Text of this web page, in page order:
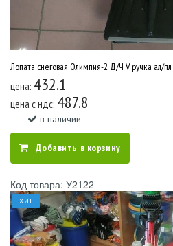
Лопата снеговая Олимпия-2 Д/Ч V ручка ал/
цена: 432.1
цена c ндс: 487.8
в наличии
Добавить в корзину
Код товара: У2122
ХИТ